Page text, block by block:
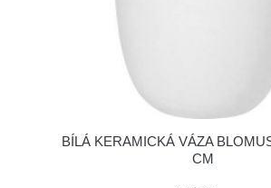
BÍLÁ KERAMICKÁ VÁZA
CM